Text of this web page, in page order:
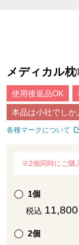
メディカル
使用後返品OK
本品は小社でしか
各種マークについて
※2個同時にご購
1個
税込 11,800
2個